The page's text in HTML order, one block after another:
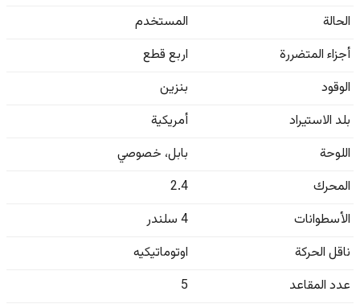
الحالة
المستخدم
أجزاء المتضررة
اربع قطع
الوقود
بنزين
بلد الاستيراد
أمريكية
اللوحة
بابل، خصوصي
المحرك
2.4
الأسطوانات
4 سلندر
ناقل الحركة
اوتوماتيكيه
عدد المقاعد
5